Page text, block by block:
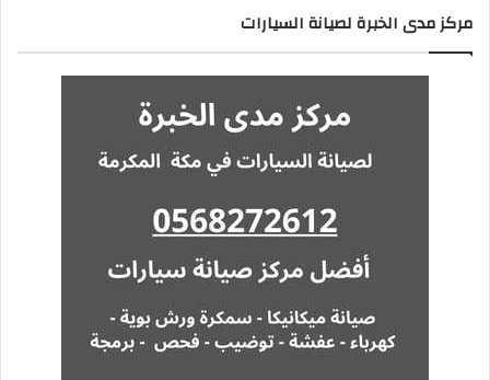
مركز مدى الخبرة لصيانة السيارات